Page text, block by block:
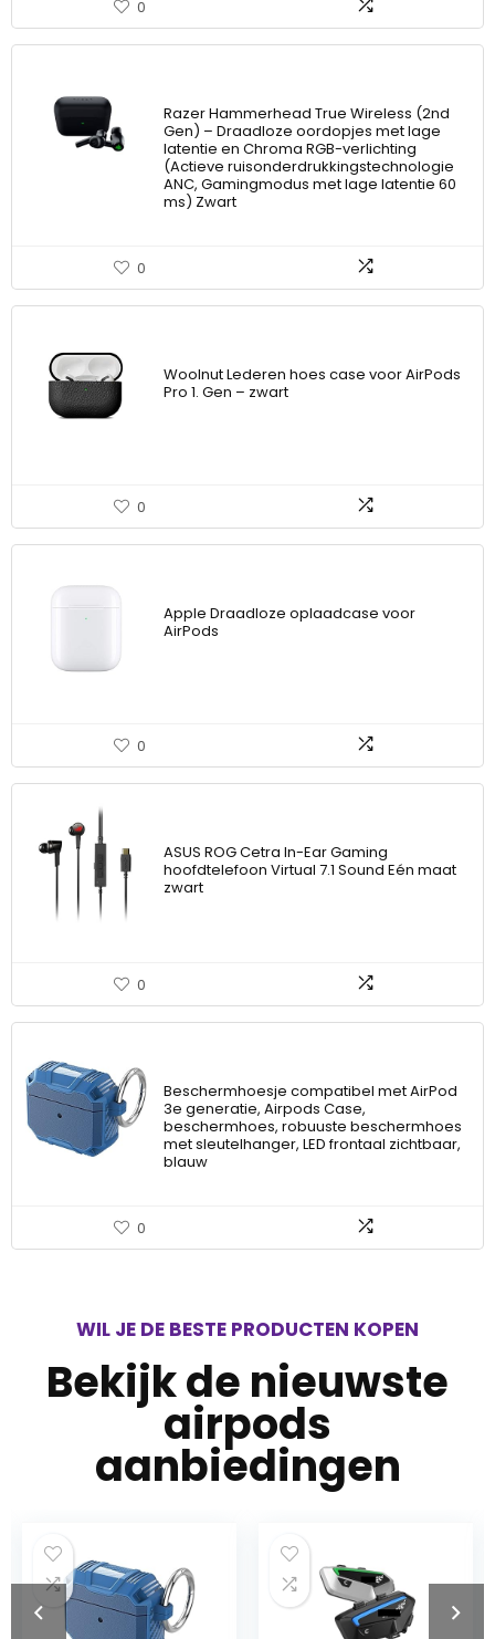
0
Razer Hammerhead True Wireless (2nd
Gen) – Draadloze oordopjes met lage
latentie en Chroma RGB-verlichting
(Actieve ruisonderdrukkingstechnologie
ANC, Gamingmodus met lage latentie 60
ms) Zwart
0
Woolnut Lederen hoes case voor AirPods
Pro 1. Gen – zwart
0
Apple Draadloze oplaadcase voor
AirPods
0
ASUS ROG Cetra In-Ear Gaming
hoofdtelefoon Virtual 7.1 Sound Eén maat
zwart
0
Beschermhoesje compatibel met AirPod
3e generatie, Airpods Case,
beschermhoes, robuuste beschermhoes
met sleutelhanger, LED frontaal zichtbaar,
blauw
0
WIL JE DE BESTE PRODUCTEN KOPEN
Bekijk de nieuwste
airpods
aanbiedingen